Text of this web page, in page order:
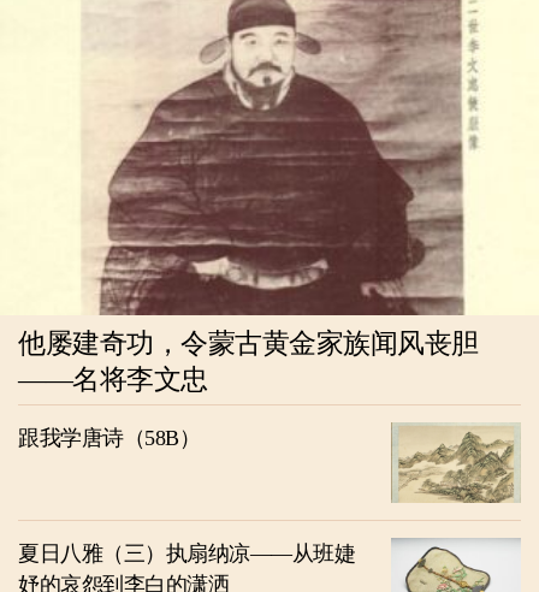
他屡建奇功，令蒙古黄金家族闻风丧胆
——名将李文忠
跟我学唐诗（58B）
夏日八雅（三）执扇纳凉——从班婕
妤的哀怨到李白的潇洒